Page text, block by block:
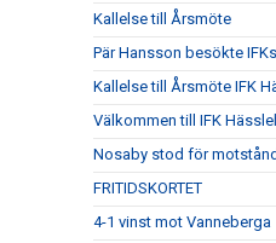
Kallelse till Årsmöte
Pär Hansson besökte
Kallelse till Årsmöte IFK
Välkommen till IFK
Nosaby stod för
FRITIDSKORTET
4-1 vinst mot Vanneberga